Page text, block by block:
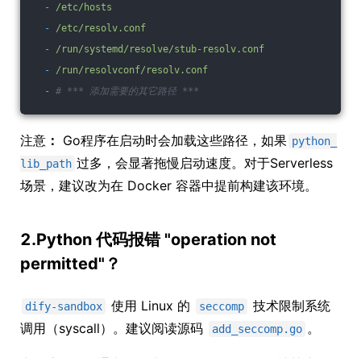
-
/etc/hosts
-
/etc/resolv.conf
-
/run/systemd/resolve/stub-resolv.conf
-
/run/resolvconf/resolv.conf
- # *** 添加需要的其它路径 ***
注意 ： Go程序在启动时会加载这些路径，如果 python_
lib_path 过多，会显著拖慢启动速度。对于Serverless
场景，建议改为在 Docker 容器中提前构建该环境。
2.Python 代码报错 "operation not
permitted"？
dify-sandbox 使用 Linux 的 seccomp
技术限制系统
调用（syscall）。建议阅读源码
add_seccomp.go 。